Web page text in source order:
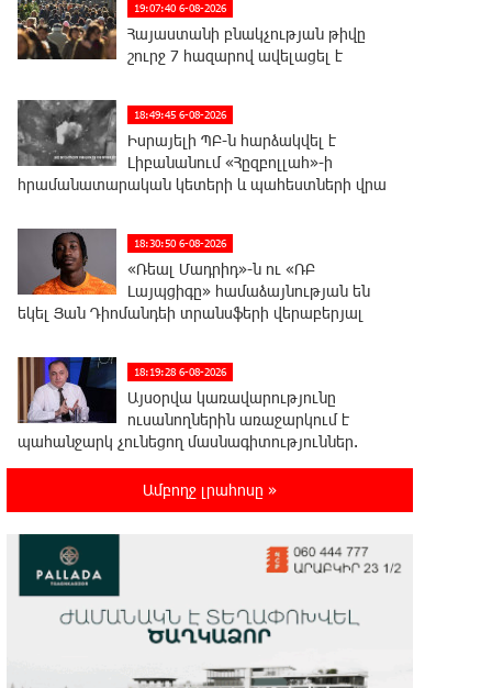
19:07:40 6-08-2026
Հայաստանի բնակչության թիվը
շուրջ 7 հազարով ավելացել է
18:49:45 6-08-2026
Իսրայելի ՊԲ-ն հարձակվել է
Լիբանանում «Հըզբոլլահ»-ի
հրամանատարական կետերի և պահեստների վրա
18:30:50 6-08-2026
«Ռեալ Մադրիդ»-ն ու «ՌԲ
Լայպցիգը» համաձայնության են
եկել Յան Դիոմանդեի տրանսֆերի վերաբերյալ
18:19:28 6-08-2026
Այսօրվա կառավարությունը
ուսանողներին առաջարկում է
պահանջարկ չունեցող մասնագիտություններ.
Հայրենիքը փոքրանում է մեր
աչքերի առաջ․ ազգային
ողբերգություն է․ Ավետիք Չալաբյան
Չպետք է լռել, պետք է խոսել
Ամբողջ լրահոսը »